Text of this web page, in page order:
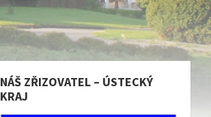
NÁŠ ZŘIZOVATEL – ÚSTECKÝ
KRAJ